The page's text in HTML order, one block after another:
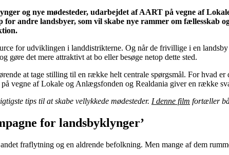
og nye mødesteder, udarbejdet af AART på vegne af
andre landsbyer, som vil skabe nye rammer om fællesskab
for udviklingen i landdistrikterne. Og når de frivillige i en
gøre det mere attraktivt at bo eller besøge netop dette sted.
at tage stilling til en række helt centrale spørgsmål. For hvad
vegne af Lokale og Anlægsfonden og Realdania giver en række
tips til at skabe vellykkede mødesteder. I denne film fortæller
for landsbyklynger’
fraflytning og en aldrende befolkning. Men mange af dem